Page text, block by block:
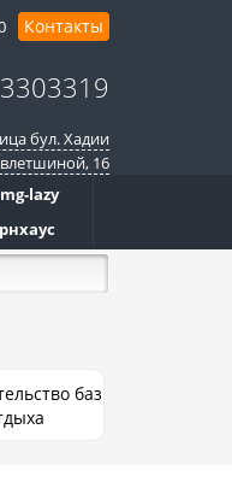
Контакты
бул. Хадии
16